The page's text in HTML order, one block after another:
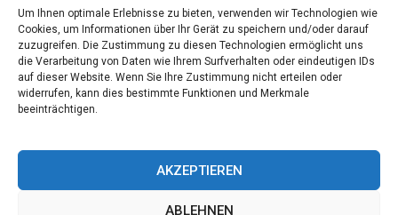
Um Ihnen optimale Erlebnisse zu bieten, verwenden wir Technologien wie
Cookies, um Informationen über Ihr Gerät zu speichern und/oder darauf
zuzugreifen. Die Zustimmung zu diesen Technologien ermöglicht uns
die Verarbeitung von Daten wie Ihrem Surfverhalten oder eindeutigen IDs
auf dieser Website. Wenn Sie Ihre Zustimmung nicht erteilen oder
widerrufen, kann dies bestimmte Funktionen und Merkmale
beeinträchtigen.
AKZEPTIEREN
ABLEHNEN
Bare Metal Server?